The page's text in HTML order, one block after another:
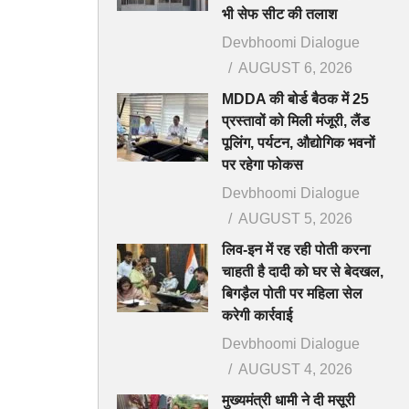
भी सेफ सीट की तलाश
Devbhoomi Dialogue
AUGUST 6, 2026
MDDA की बोर्ड बैठक में 25
प्रस्तावों को मिली मंजूरी, लैंड
पूलिंग, पर्यटन, औद्योगिक भवनों
पर रहेगा फोकस
Devbhoomi Dialogue
AUGUST 5, 2026
लिव-इन में रह रही पोती करना
चाहती है दादी को घर से बेदखल,
बिगड़ैल पोती पर महिला सेल
करेगी कार्रवाई
Devbhoomi Dialogue
AUGUST 4, 2026
मुख्यमंत्री धामी ने दी मसूरी